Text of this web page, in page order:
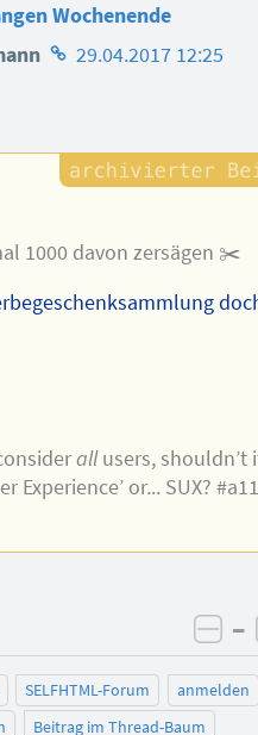
Wochenende
Homepage
29.04.2017 12:25
1000 davon zersägen ✂️
allusers, shouldn’t
Experience’ or... SUX?
–
SELFHTML-Forum
anmelden
Beitrag im Thread-Baum